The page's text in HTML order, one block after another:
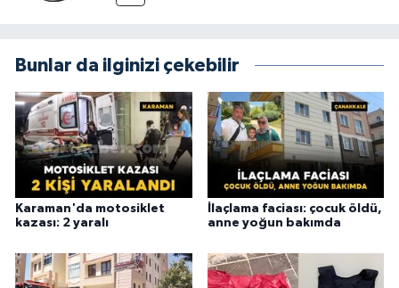
Bunlar da ilginizi çekebilir
Karaman'da motosiklet
kazası: 2 yaralı
İlaçlama faciası: çocuk öldü,
anne yoğun bakımda